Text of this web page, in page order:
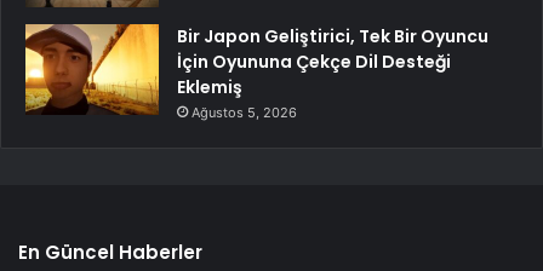
Bir Japon Geliştirici, Tek Bir Oyuncu
İçin Oyununa Çekçe Dil Desteği
Eklemiş
Ağustos 5, 2026
En Güncel Haberler